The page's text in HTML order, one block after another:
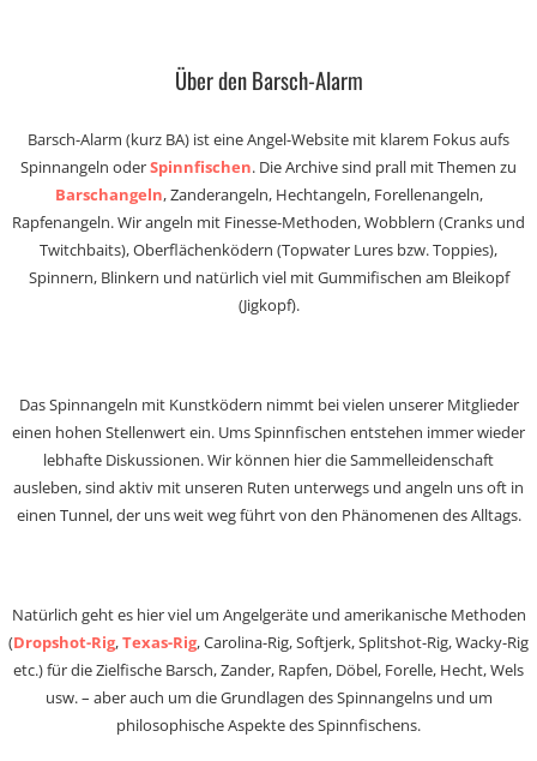
Über den Barsch-Alarm
Barsch-Alarm (kurz BA) ist eine Angel-Website mit klarem Fokus aufs
Spinnangeln oderSpinnfischen. Die Archive sind prall mit Themen zu
Barschangeln, Zanderangeln, Hechtangeln, Forellenangeln,
Rapfenangeln. Wir angeln mit Finesse-Methoden, Wobblern (Cranks und
Twitchbaits), Oberflächenködern (Topwater Lures bzw. Toppies),
Spinnern, Blinkern und natürlich viel mit Gummifischen am Bleikopf
(Jigkopf).
Das Spinnangeln mit Kunstködern nimmt bei vielen unserer Mitglieder
einen hohen Stellenwert ein. Ums Spinnfischen entstehen immer wieder
lebhafte Diskussionen. Wir können hier die Sammelleidenschaft
ausleben, sind aktiv mit unseren Ruten unterwegs und angeln uns oft in
einen Tunnel, der uns weit weg führt von den Phänomenen des Alltags.
Natürlich geht es hier viel um Angelgeräte und amerikanische Methoden
(Dropshot-Rig,Texas-Rig, Carolina-Rig, Softjerk, Splitshot-Rig, Wacky-Rig
etc.) für die Zielfische Barsch, Zander, Rapfen, Döbel, Forelle, Hecht, Wels
usw. – aber auch um die Grundlagen des Spinnangelns und um
philosophische Aspekte des Spinnfischens.